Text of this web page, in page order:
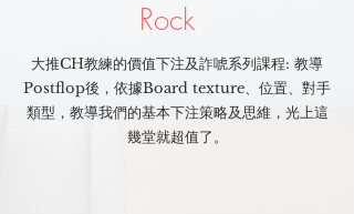
Rock
大推CH教練的價值下注及詐唬系列課程: 教導
Postflop後，依據Board texture、位置、對手
類型，教導我們的基本下注策略及思維，光上這
幾堂就超值了。